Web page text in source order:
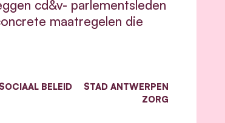
cd&v- parlementsleden
maatregelen die
SOCIAAL BELEID
STAD ANTWERPEN
ZORG